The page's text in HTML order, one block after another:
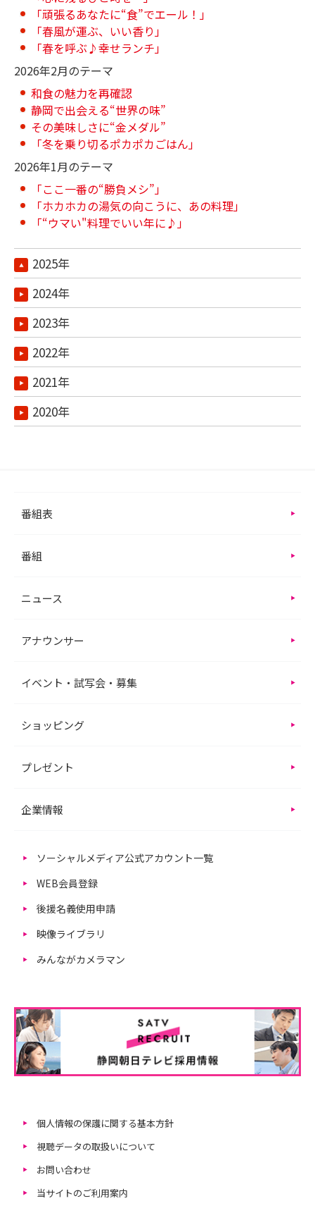
「頑張るあなたに“食”でエール！」
「春風が運ぶ、いい香り」
「春を呼ぶ♪幸せランチ」
2026年2月のテーマ
和食の魅力を再確認
静岡で出会える“世界の味”
その美味しさに“金メダル”
「冬を乗り切るポカポカごはん」
2026年1月のテーマ
「ここ一番の“勝負メシ”」
「ホカホカの湯気の向こうに、あの料理」
「“ウマい"料理でいい年に♪」
2025年
2024年
2023年
2022年
2021年
2020年
番組表
番組
ニュース
アナウンサー
イベント・試写会・募集
ショッピング
プレゼント
企業情報
ソーシャルメディア公式アカウント一覧
WEB会員登録
後援名義使用申請
映像ライブラリ
みんながカメラマン
個人情報の保護に関する基本方針
視聴データの取扱いについて
お問い合わせ
当サイトのご利用案内